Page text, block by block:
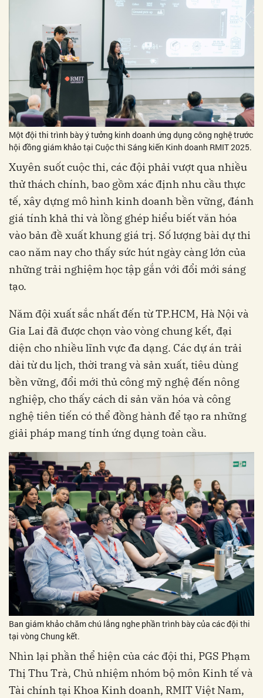
Một đội thi trình bày ý tưởng kinh doanh ứng dụng công nghệ trước
hội đồng giám khảo tại Cuộc thi Sáng kiến Kinh doanh RMIT 2025.
Xuyên suốt cuộc thi, các đội phải vượt qua nhiều
thử thách chính, bao gồm xác định nhu cầu thực
tế, xây dựng mô hình kinh doanh bền vững, đánh
giá tính khả thi và lồng ghép hiểu biết văn hóa
vào bản đề xuất khung giá trị. Số lượng bài dự thi
cao năm nay cho thấy sức hút ngày càng lớn của
những trải nghiệm học tập gắn với đổi mới sáng
tạo.
Năm đội xuất sắc nhất đến từ TP.HCM, Hà Nội và
Gia Lai đã được chọn vào vòng chung kết, đại
diện cho nhiều lĩnh vực đa dạng. Các dự án trải
dài từ du lịch, thời trang và sản xuất, tiêu dùng
bền vững, đổi mới thủ công mỹ nghệ đến nông
nghiệp, cho thấy cách di sản văn hóa và công
nghệ tiên tiến có thể đồng hành để tạo ra những
giải pháp mang tính ứng dụng toàn cầu.
Ban giám khảo chăm chú lắng nghe phần trình bày của các đội thi
tại vòng Chung kết.
Nhìn lại phần thể hiện của các đội thi, PGS Phạm
Thị Thu Trà, Chủ nhiệm nhóm bộ môn Kinh tế và
Tài chính tại Khoa Kinh doanh, RMIT Việt Nam,